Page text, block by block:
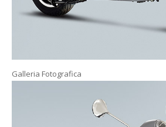
Galleria Fotografica